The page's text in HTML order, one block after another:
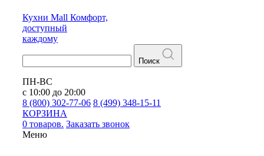
Кухни Mall Комфорт,
доступный
каждому
Поиск
ПН-ВС
с 10:00 до 20:00
8 (800) 302-77-06 8 (499) 348-15-11
КОРЗИНА
0 товаров. Заказать звонок
Меню